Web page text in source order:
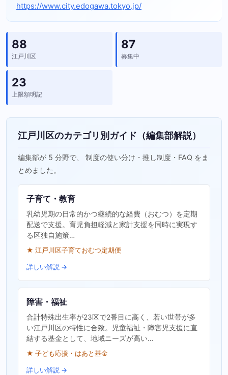
https://www.city.edogawa.tokyo.jp/
88
江戸川区
87
募集中
23
上限額明記
江戸川区のカテゴリ別ガイド（編集部解説）
編集部が 5 分野で、 制度の使い分け・推し制度・FAQ をま
とめました。
子育て・教育
乳幼児期の日常的かつ継続的な経費（おむつ）を定期
配送で支援。育児負担軽減と家計支援を同時に実現す
る区独自施策…
★ 江戸川区子育ておむつ定期便
詳しい解説 →
障害・福祉
合計特殊出生率が23区で2番目に高く、若い世帯が多
い江戸川区の特性に合致。児童福祉・障害児支援に直
結する基金として、地域ニーズが高い…
★ 子ども応援・はあと基金
詳しい解説 →